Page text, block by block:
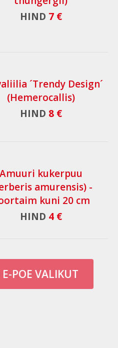
HIND 7 €
´Trendy Design´
(Hemerocallis)
HIND 8 €
Amuuri kukerpuu
amurensis) -
kuni 20 cm
HIND 4 €
POE VALIKUT